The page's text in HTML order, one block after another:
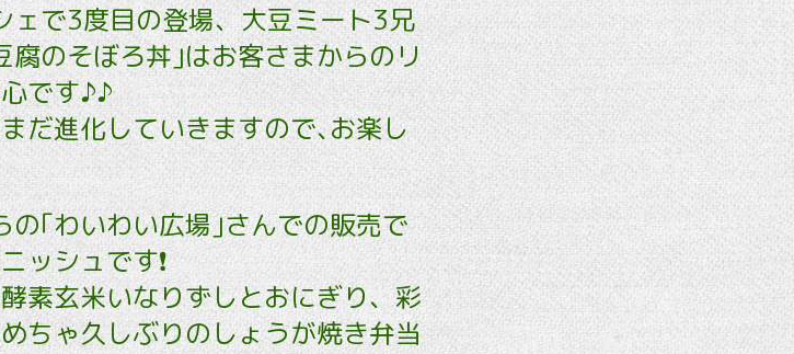
ェで3度目の登場、大豆ミート3兄
腐のそぼろ丼｣はお客さまからのリ
です♪♪
だ進化していきますので､お楽し
｢わいわい広場｣さんでの販売で
ッシュです❗️
素玄米いなりずしとおにぎり、彩
ちゃ久しぶりのしょうが焼き弁当